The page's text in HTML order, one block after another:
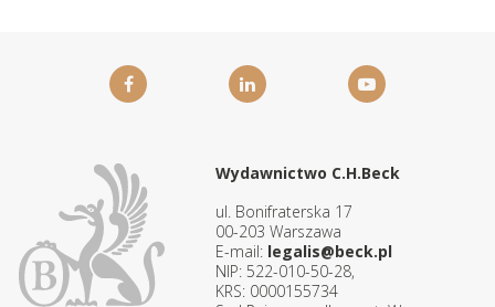
Wydawnictwo C.H.Beck
ul. Bonifraterska 17
00-203 Warszawa
E-mail: legalis@beck.pl
NIP: 522-010-50-28,
KRS: 0000155734